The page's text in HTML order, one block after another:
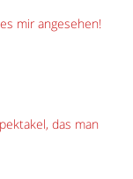
mir angesehen!
das man